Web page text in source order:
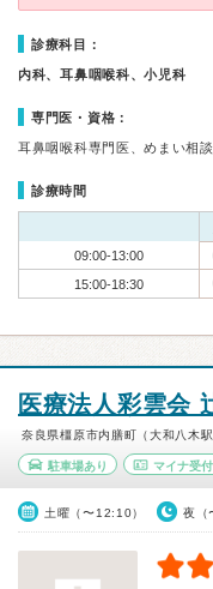
診療科目：
内科、耳鼻咽喉科、小児科
専門医・資格：
耳鼻咽喉科専門医、めまい相
診療時間
09:00-13:00
15:00-18:30
医療法人彩雲会
奈良県橿原市内膳町（大和八木
駐車場あり マイナ受付
土曜（〜12:10） 夜（